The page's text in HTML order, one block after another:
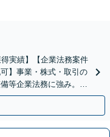
実績】【企業法務案件
】事業・株式・取引の
等企業法務に強み。株
く対応！